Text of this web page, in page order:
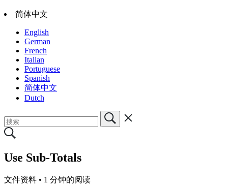
简体中文
English
German
French
Italian
Portuguese
Spanish
简体中文
Dutch
Use Sub-Totals
文件资料 • 1 分钟的阅读